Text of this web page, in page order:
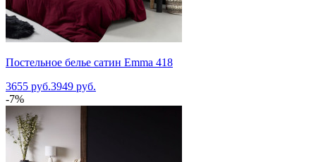
Постельное белье сатин Emma 418
3655 руб.3949 руб.
-7%